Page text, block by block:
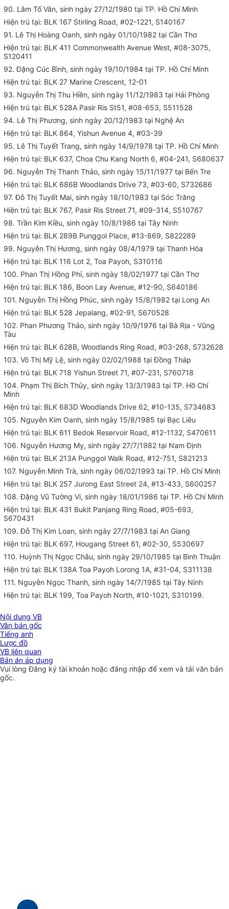
90. Lâm Tố Vân, sinh ngày 27/12/1980 tại TP. Hồ Chí Minh
Hiện trú tại: BLK 167 Stirling Road, #02-1221, S140167
91. Lê Thị Hoàng Oanh, sinh ngày 01/10/1982 tại Cần Thơ
Hiện trú tại: BLK 411 Commonwealth Avenue West, #08-3075,
S120411
92. Đặng Cúc Bình, sinh ngày 19/10/1984 tại TP. Hồ Chí Minh
Hiện trú tại: BLK 27 Marine Crescent, 12-01
93. Nguyễn Thị Thu Hiền, sinh ngày 11/12/1983 tại Hải Phòng
Hiện trú tại: BLK 528A Pasir Ris St51, #08-653, S511528
94. Lê Thị Phương, sinh ngày 20/12/1983 tại Nghệ An
Hiện trú tại: BLK 864, Yishun Avenue 4, #03-39
95. Lê Thị Tuyết Trang, sinh ngày 14/9/1978 tại TP. Hồ Chí Minh
Hiện trú tại: BLK 637, Choa Chu Kang North 6, #04-241, S680637
96. Nguyễn Thị Thanh Thảo, sinh ngày 15/11/1977 tại Bến Tre
Hiện trú tại: BLK 686B Woodlands Drive 73, #03-60, S732686
97. Đỗ Thị Tuyết Mai, sinh ngày 18/10/1983 tại Sóc Trăng
Hiện trú tại: BLK 767, Pasir Ris Street 71, #09-314, S510767
98. Trần Kim Kiều, sinh ngày 10/8/1986 tại Tây Ninh
Hiện trú tại: BLK 289B Punggol Place, #13-869, S822289
99. Nguyễn Thị Hương, sinh ngày 08/4/1979 tại Thanh Hóa
Hiện trú tại: BLK 116 Lot 2, Toa Payoh, S310116
100. Phan Thị Hồng Phỉ, sinh ngày 18/02/1977 tại Cần Thơ
Hiện trú tại: BLK 186, Boon Lay Avenue, #12-90, S640186
101. Nguyễn Thị Hồng Phúc, sinh ngày 15/8/1982 tại Long An
Hiện trú tại: BLK 528 Jepalang, #02-91, S670528
102. Phan Phương Thảo, sinh ngày 10/9/1976 tại Bà Rịa - Vũng
Tàu
Hiện trú tại: BLK 628B, Woodlands Ring Road, #03-268, S732628
103. Võ Thị Mỹ Lệ, sinh ngày 02/02/1988 tại Đồng Tháp
Hiện trú tại: BLK 718 Yishun Street 71, #07-231, S760718
104. Phạm Thị Bích Thủy, sinh ngày 13/3/1983 tại TP. Hồ Chí
Minh
Hiện trú tại: BLK 683D Woodlands Drive 62, #10-135, S734683
105. Nguyễn Kim Oanh, sinh ngày 15/8/1985 tại Bạc Liêu
Hiện trú tại: BLK 611 Bedok Reservoir Road, #12-1132, S470611
106. Nguyễn Hương Mỵ, sinh ngày 27/7/1982 tại Nam Định
Hiện trú tại: BLK 213A Punggol Walk Road, #12-751, S821213
107. Nguyễn Minh Trà, sinh ngày 06/02/1993 tại TP. Hồ Chí Minh
Hiện trú tại: BLK 257 Jurong East Street 24, #13-433, S600257
108. Đặng Vũ Tường Vi, sinh ngày 18/01/1986 tại TP. Hồ Chí Minh
Hiện trú tại: BLK 431 Bukit Panjang Ring Road, #05-693,
S670431
109. Đỗ Thị Kim Loan, sinh ngày 27/7/1983 tại An Giang
Hiện trú tại: BLK 697, Hougang Street 61, #02-30, S530697
110. Huỳnh Thị Ngọc Châu, sinh ngày 29/10/1985 tại Bình Thuận
Hiện trú tại: BLK 138A Toa Payoh Lorong 1A, #31-04, S311138
111. Nguyễn Ngọc Thanh, sinh ngày 14/7/1985 tại Tây Ninh
Hiện trú tại: BLK 199, Toa Payoh North, #10-1021, S310199.
Nội dung VB
Văn bản gốc
Tiếng anh
Lược đồ
VB liên quan
Bản án áp dụng
Vui lòngĐăng ký tài khoản hoặc đăng nhập để xem và tải văn bản
gốc.